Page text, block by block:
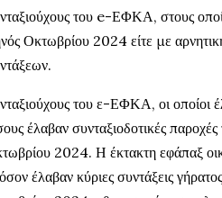
του e-ΕΦΚΑ, στους
Οκτωβρίου 2024 είτε με
του ε-ΕΦΚΑ, οι οποίοι
έλαβαν συνταξιοδοτικές
2024. Η έκτακτη εφάπαξ
έλαβαν κύριες συντάξεις